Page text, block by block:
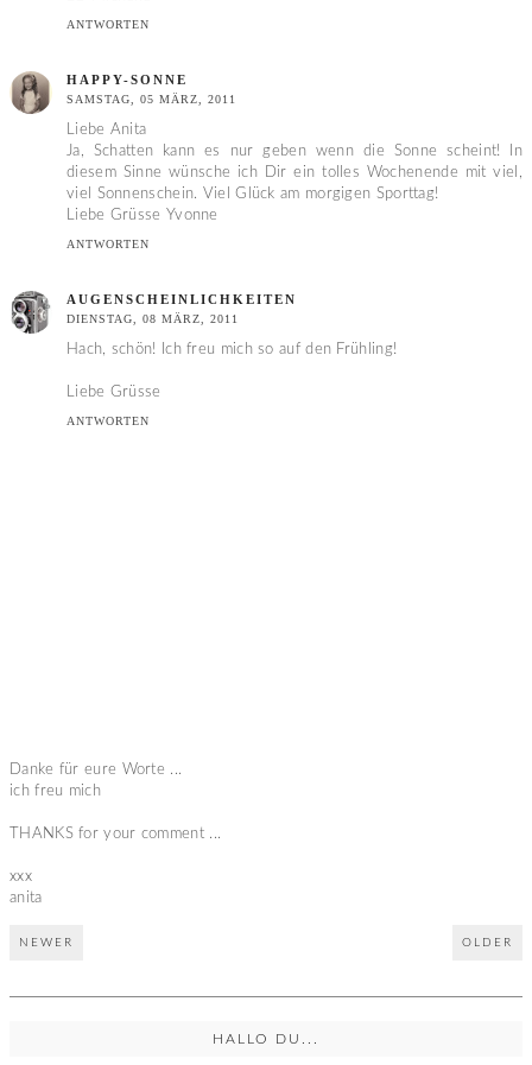
ANTWORTEN
HAPPY-SONNE
SAMSTAG, 05 MÄRZ, 2011
Liebe Anita
Ja, Schatten kann es nur geben wenn die Sonne scheint! In
diesem Sinne wünsche ich Dir ein tolles Wochenende mit viel,
viel Sonnenschein. Viel Glück am morgigen Sporttag!
Liebe Grüsse Yvonne
ANTWORTEN
AUGENSCHEINLICHKEITEN
DIENSTAG, 08 MÄRZ, 2011
Hach, schön! Ich freu mich so auf den Frühling!
Liebe Grüsse
ANTWORTEN
Danke für eure Worte ...
ich freu mich
THANKS for your comment ...
xxx
anita
NEWER OLDER
HALLO DU...